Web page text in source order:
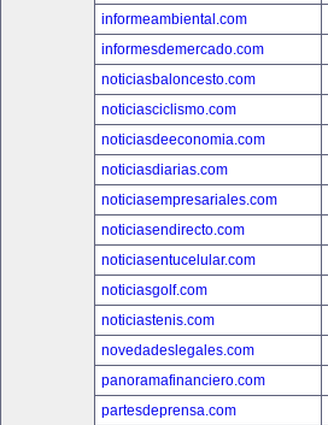
informeambiental.com
informesdemercado.com
noticiasbaloncesto.com
noticiasciclismo.com
noticiasdeeconomia.com
noticiasdiarias.com
noticiasempresariales.com
noticiasendirecto.com
noticiasentucelular.com
noticiasgolf.com
noticiastenis.com
novedadeslegales.com
panoramafinanciero.com
partesdeprensa.com